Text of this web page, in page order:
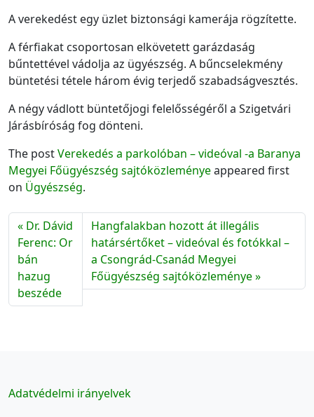
A verekedést egy üzlet biztonsági kamerája rögzítette.
A férfiakat csoportosan elkövetett garázdaság
bűntettével vádolja az ügyészség. A bűncselekmény
büntetési tétele három évig terjedő szabadságvesztés.
A négy vádlott büntetőjogi felelősségéről a Szigetvári
Járásbíróság fog dönteni.
The postVerekedés a parkolóban – videóval -a Baranya
Megyei Főügyészség sajtóközleményeappeared first
on Ügyészség.
Dr. Dávid
Ferenc: Or
bán
hazug
beszéde
Hangfalakban hozott át illegális
határsértőket – videóval és fotókkal –
a Csongrád-Csanád Megyei
Főügyészség sajtóközleménye
Adatvédelmi irányelvek